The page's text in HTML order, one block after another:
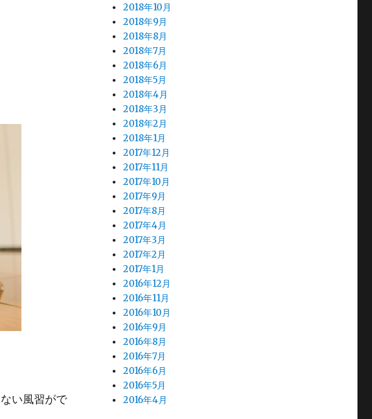
い風習がで
2018年10月
2018年9月
2018年8月
2018年7月
2018年6月
2018年5月
2018年4月
2018年3月
2018年2月
2018年1月
2017年12月
2017年11月
2017年10月
2017年9月
2017年8月
2017年4月
2017年3月
2017年2月
2017年1月
2016年12月
2016年11月
2016年10月
2016年9月
2016年8月
2016年7月
2016年6月
2016年5月
2016年4月